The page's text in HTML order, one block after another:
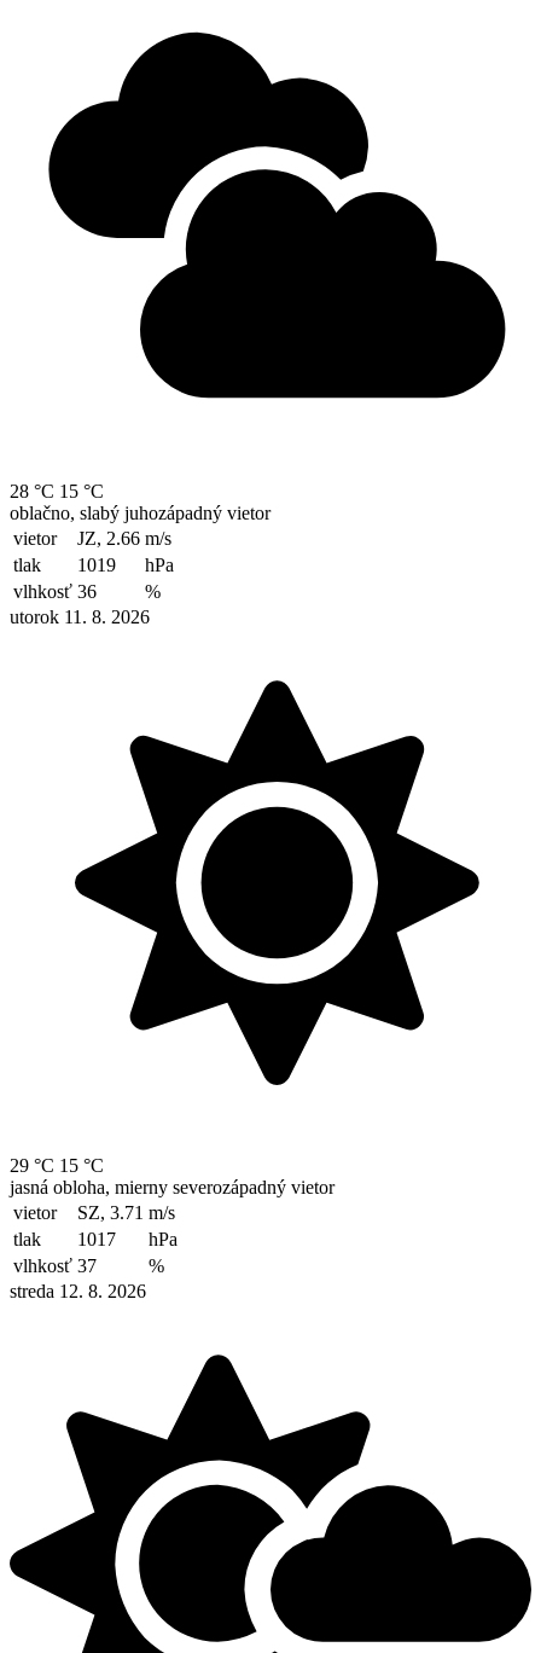
28 °C 15 °C
oblačno, slabý juhozápadný vietor
vietor
JZ, 2.66 m/s
tlak
1019
hPa
vlhkosť 36
%
utorok 11. 8. 2026
29 °C 15 °C
jasná obloha, mierny severozápadný vietor
vietor
SZ, 3.71 m/s
tlak
1017
hPa
vlhkosť 37
%
streda 12. 8. 2026